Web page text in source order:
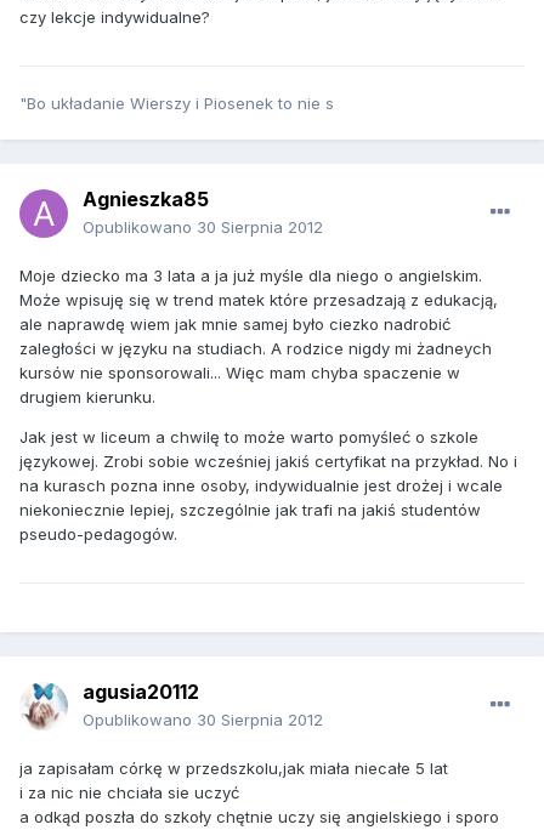
czy lekcje indywidualne?
"Bo układanie Wierszy i Piosenek to nie s
Agnieszka85
Opublikowano 30 Sierpnia 2012
Moje dziecko ma 3 lata a ja już myśle dla niego o angielskim.
Może wpisuję się w trend matek które przesadzają z edukacją,
ale naprawdę wiem jak mnie samej było ciezko nadrobić
zaległości w języku na studiach. A rodzice nigdy mi żadneych
kursów nie sponsorowali... Więc mam chyba spaczenie w
drugiem kierunku.
Jak jest w liceum a chwilę to może warto pomyśleć o szkole
językowej. Zrobi sobie wcześniej jakiś certyfikat na przykład. No i
na kurasch pozna inne osoby, indywidualnie jest drożej i wcale
niekoniecznie lepiej, szczególnie jak trafi na jakiś studentów
pseudo-pedagogów.
agusia20112
Opublikowano 30 Sierpnia 2012
ja zapisałam córkę w przedszkolu,jak miała niecałe 5 lat
i za nic nie chciała sie uczyć
a odkąd poszła do szkoły chętnie uczy się angielskiego i sporo